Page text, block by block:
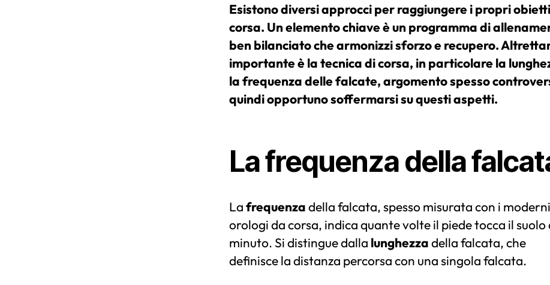
Esistono diversi approcci per raggiungere i propri
corsa. Un elemento chiave è un programma di
ben bilanciato che armonizzi sforzo e recupero.
importante è la tecnica di corsa, in particolare la
la frequenza delle falcate, argomento spesso
quindi opportuno soffermarsi su questi aspetti.
La frequenza della
Lafrequenzadella falcata, spesso misurata con i moderni
orologi da corsa, indica quante volte il piede tocca il suolo
minuto. Si distingue dalla lunghezzadella falcata, che
definisce la distanza percorsa con una singola falcata.